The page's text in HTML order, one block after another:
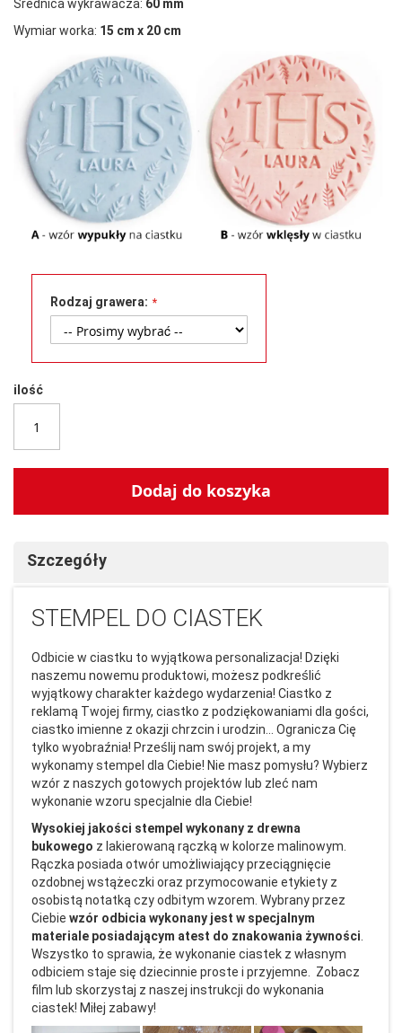
Średnica wykrawacza: 60 mm
Wymiar worka: 15 cm x 20 cm
Rodzaj grawera:
ilość
Dodaj do koszyka
Szczegóły
STEMPEL DO CIASTEK
Odbicie w ciastku to wyjątkowa personalizacja! Dzięki
naszemu nowemu produktowi, możesz podkreślić
wyjątkowy charakter każdego wydarzenia! Ciastko z
reklamą Twojej firmy, ciastko z podziękowaniami dla gości,
ciastko imienne z okazji chrzcin i urodzin... Ogranicza Cię
tylko wyobraźnia! Prześlij nam swój projekt, a my
wykonamy stempel dla Ciebie! Nie masz pomysłu? Wybierz
wzór z naszych gotowych projektów lub zleć nam
wykonanie wzoru specjalnie dla Ciebie!
Wysokiej jakości stempel wykonany z drewna
bukowego z lakierowaną rączką w kolorze malinowym.
Rączka posiada otwór umożliwiający przeciągnięcie
ozdobnej wstążeczki oraz przymocowanie etykiety z
osobistą notatką czy odbitym wzorem. Wybrany przez
Ciebie wzór odbicia wykonany jest w specjalnym
materiale posiadającym atest do znakowania żywności.
Wszystko to sprawia, że wykonanie ciastek z własnym
odbiciem staje się dziecinnie proste i przyjemne. Zobacz
film lub skorzystaj z naszej instrukcji do wykonania
ciastek! Miłej zabawy!